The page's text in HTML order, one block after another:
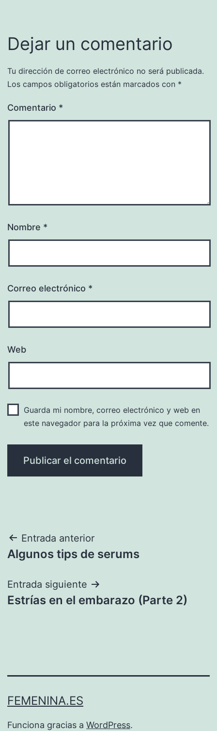
Dejar un comentario
Tu dirección de correo electrónico no será publicada.
Los campos obligatorios están marcados con *
Comentario *
Nombre *
Correo electrónico *
Web
Guarda mi nombre, correo electrónico y web en
este navegador para la próxima vez que comente.
Navegación
de
entradas
Entrada anterior
Algunos tips de serums
Entrada siguiente
Estrías en el embarazo (Parte 2)
FEMENINA.ES
Funciona gracias a WordPress.